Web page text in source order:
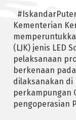
Kementerian
(LJK) jenis LED
pelaksanaan
berkenaan
dilaksanakan di
perkampungan
pengoperasian